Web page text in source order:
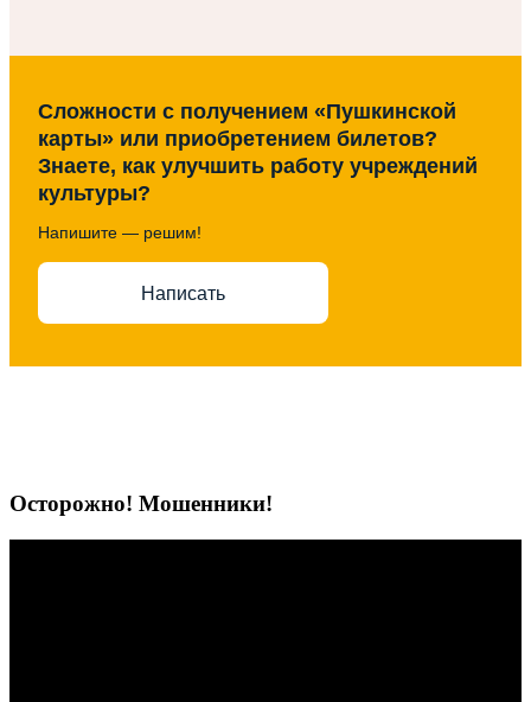
Сложности с получением «Пушкинской
карты» или приобретением билетов?
Знаете, как улучшить работу учреждений
культуры?
Напишите — решим!
Написать
Осторожно! Мошенники!